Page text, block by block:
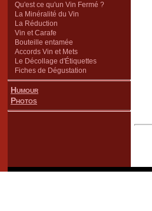
Qu'est ce qu'un Vin Fermé ?
La Minéralité du Vin
La Réduction
Vin et Carafe
Bouteille entamée
Accords Vin et Mets
Le Décollage d'Étiquettes
Fiches de Dégustation
Humour
Photos